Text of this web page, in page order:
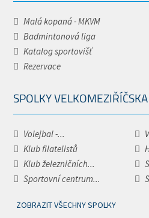
Malá kopaná - MKVM
Badmintonová liga
Katalog sportovišť
Rezervace
SPOLKY VELKOMEZIŘÍČSKA
Volejbal -...
Klub filatelistů
Klub železničních...
Sportovní centrum...
ZOBRAZIT VŠECHNY SPOLKY